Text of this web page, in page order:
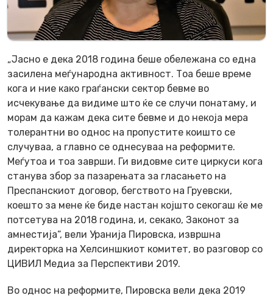
„Јасно е дека 2018 година беше обележана со една
засилена меѓународна активност. Тоа беше време
кога и ние како граѓански сектор бевме во
исчекување да видиме што ќе се случи понатаму, и
морам да кажам дека сите бевме и до некоја мера
толерантни во однос на пропустите коишто се
случуваа, а главно се однесуваа на реформите.
Меѓутоа и тоа заврши. Ги видовме сите циркуси кога
станува збор за пазарењата за гласањето на
Преспанскиот договор, бегството на Груевски,
коешто за мене ќе биде настан којшто секогаш ќе ме
потсетува на 2018 година, и, секако, Законот за
амнестија“, вели Уранија Пировска, извршна
директорка на Хелсиншкиот комитет, во разговор со
ЦИВИЛ Медиа за Перспективи 2019.
Во однос на реформите, Пировска вели дека 2019